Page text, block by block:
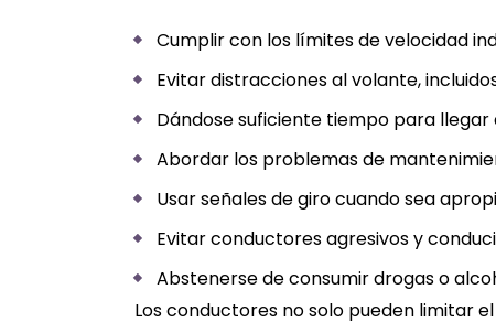
Cumplir con los límites de velocidad
Evitar distracciones al volante,
Dándose suficiente tiempo para
Abordar los problemas de
Usar señales de giro cuando sea
Evitar conductores agresivos y
Abstenerse de consumir drogas o
Los conductores no solo pueden limitar